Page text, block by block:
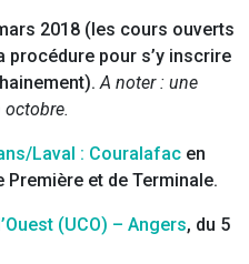
2018 (les cours ouverts
procédure pour s’y inscrire
A noter : une
octobre.
Laval : Couralafac en
et de Terminale.
(UCO) – Angers, du 5